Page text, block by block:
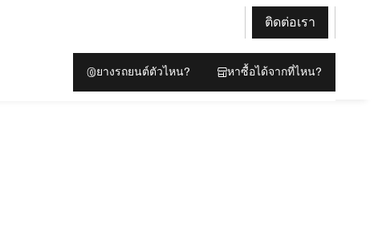
ติดต่อเรา
ยางรถยนต์ตัวไหน? หาซื้อได้จากที่ไหน?